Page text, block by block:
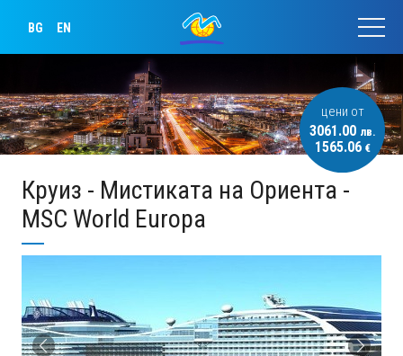
BG EN
Круиз - Мистиката на Ориента -
MSC World Europa
цени от
3061.00 лв.
1565.06 €